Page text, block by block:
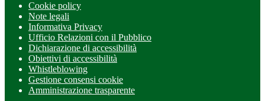
Cookie policy
Note legali
Informativa Privacy
Ufficio Relazioni con il Pubblico
Dichiarazione di accessibilità
Obiettivi di accessibilità
Whistleblowing
Gestione consensi cookie
Amministrazione trasparente